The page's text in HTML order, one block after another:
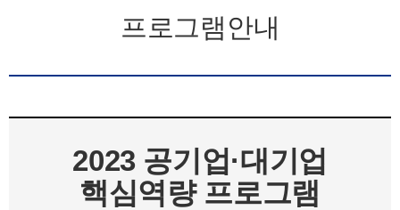
프로그램안내
2023 공기업·대기업
핵심역량 프로그램